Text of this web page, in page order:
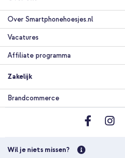
Over Smartphonehoesjes.nl
Vacatures
Affiliate programma
Zakelijk
Brandcommerce
Wil je niets missen?